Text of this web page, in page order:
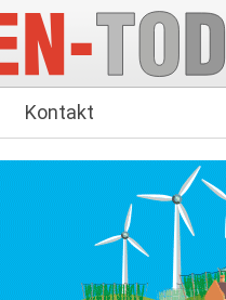
Kontakt